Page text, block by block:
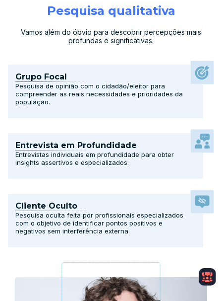
Pesquisa qualitativa
Vamos além do óbvio para descobrir percepções mais
profundas e significativas.
Grupo Focal
Pesquisa de opinião com o cidadão/eleitor para
compreender as reais necessidades e prioridades da
população.
Entrevista em Profundidade
Entrevistas individuais em profundidade para obter
insights assertivos e especializados.
Cliente Oculto
Pesquisa oculta feita por profissionais especializados
com o objetivo de identificar pontos positivos e
negativos sem interferência externa.